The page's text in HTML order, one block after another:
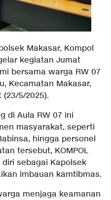
Makasar, Kompol
kegiatan Jumat
bersama warga RW 07
Kecamatan Makasar,
5/2025).
di Aula RW 07 ini
masyarakat, seperti
hingga personel
tersebut, KOMPOL
sebagai Kapolsek
imbauan kamtibmas.
menjaga keamanan